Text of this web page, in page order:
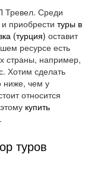
Тревел. Среди
приобрести туры в
(турция) оставит
ресурсе есть
страны, например,
Хотим сделать
ниже, чем у
относится
купить
туров